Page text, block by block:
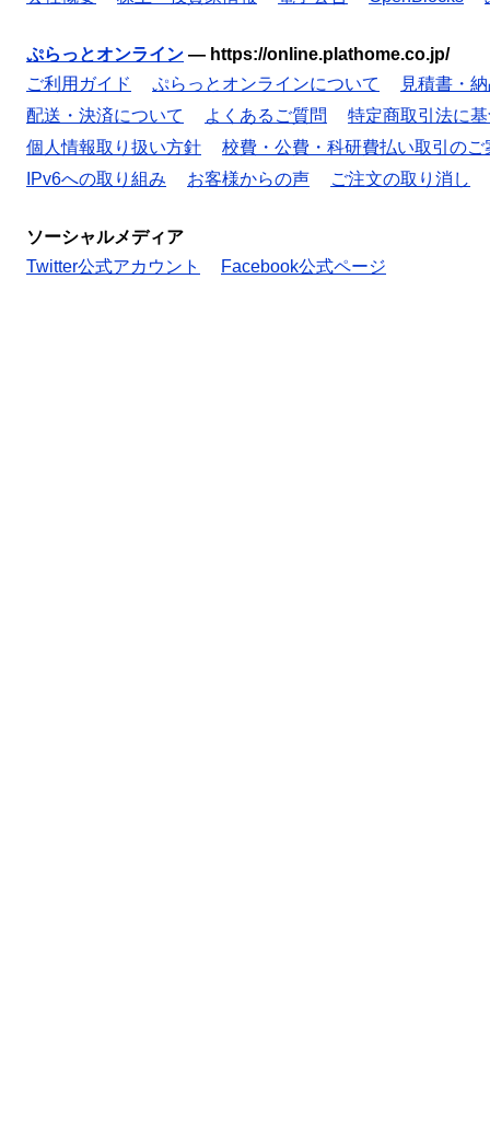
ぷらっとオンライン — https://online.plathome.co.jp/
ご利用ガイド
ぷらっとオンラインについて
見積書・
配送・決済について
よくあるご質問
特定商取引法に
個人情報取り扱い方針
校費・公費・科研費払い取引のご
IPv6への取り組み
お客様からの声 ご注文の取り消し
ソーシャルメディア
Twitter公式アカウント
Facebook公式ページ